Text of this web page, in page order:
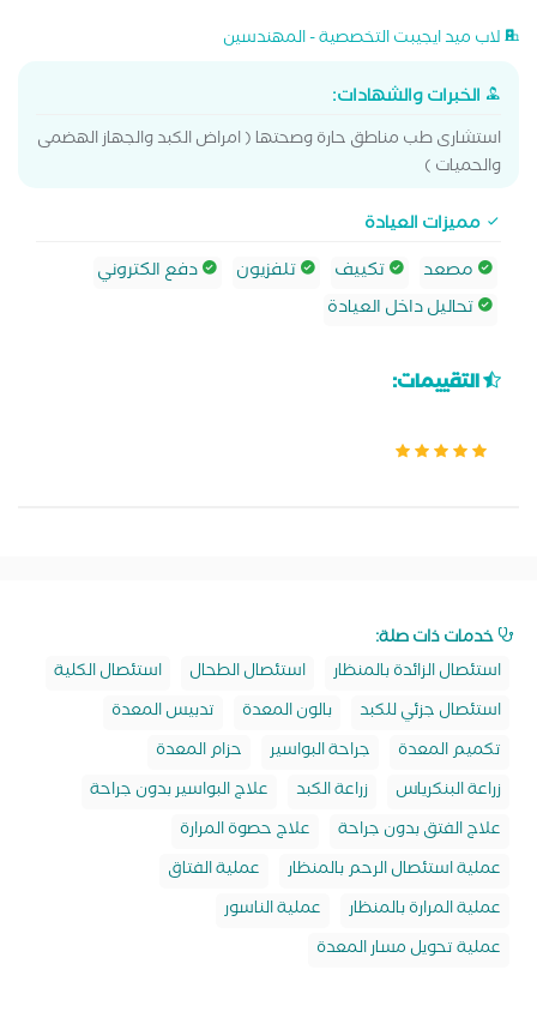
لاب ميد ايجيبت التخصصية - المهندسين
الخبرات والشهادات:
استشارى طب مناطق حارة وصحتها ( امراض الكبد والجهاز الهضمى
والحميات )
مميزات العيادة
مصعد
تكييف تلفزيون
دفع الكتروني
تحاليل داخل العيادة
التقييمات:
خدمات ذات صلة:
استئصال الزائدة بالمنظار
استئصال الطحال
استئصال الكلية
استئصال جزئي للكبد
بالون المعدة
تدبيس المعدة
تكميم المعدة
جراحة البواسير
حزام المعدة
زراعة البنكرياس
زراعة الكبد
علاج البواسير بدون جراحة
علاج الفتق بدون جراحة
علاج حصوة المرارة
عملية استئصال الرحم بالمنظار
عملية الفتاق
عملية المرارة بالمنظار
عملية الناسور
عملية تحويل مسار المعدة